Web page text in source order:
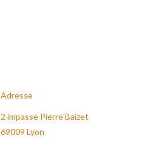
Adresse
2 impasse Pierre Baizet
69009 Lyon